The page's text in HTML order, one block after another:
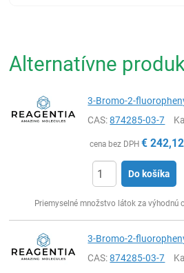
Alternatívne
3-Bromo-2-
CAS:874285-03-7
cena bez DPH € 242,12
Do košíka
Priemyselné množstvo látok za výhodnú
3-Bromo-2-
CAS:874285-03-7